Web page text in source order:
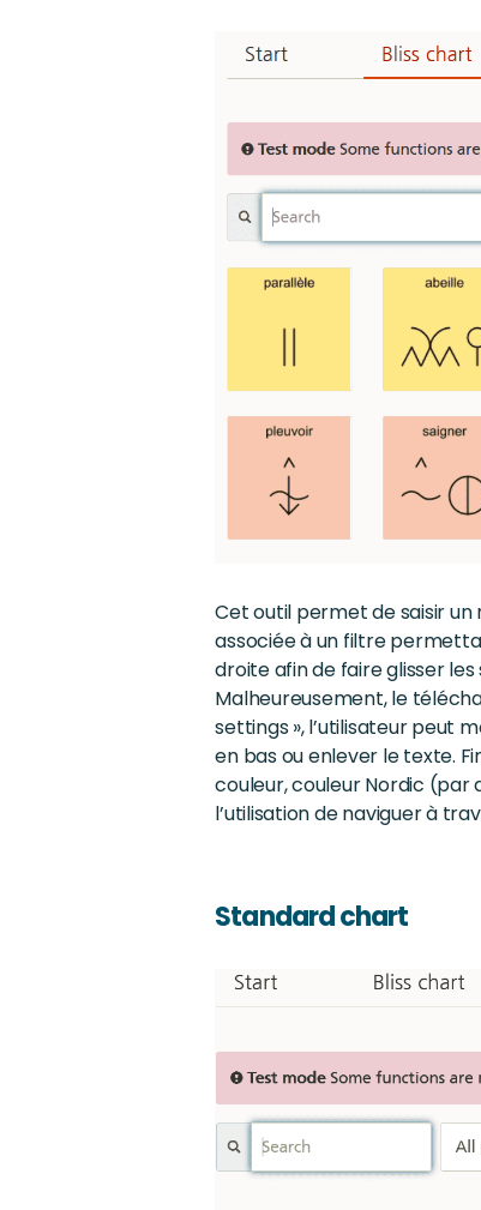
Cet outil permet de saisir
associée à un filtre
droite afin de faire glisser
Malheureusement, le
settings », l’utilisateur peut
en bas ou enlever le texte.
couleur, couleur Nordic (par
l’utilisation de naviguer à
Standard chart